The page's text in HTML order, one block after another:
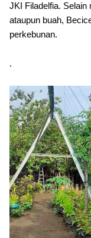
JKI Filadelfia. Selain
ataupun buah,
perkebunan.
.